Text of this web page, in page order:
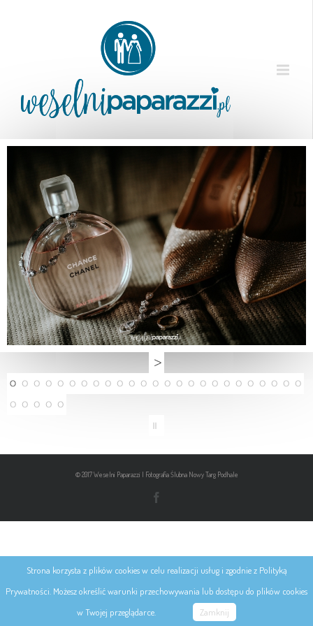
© 2017 Weselni Paparazzi | Fotografia Ślubna Nowy Targ Podhale
Strona korzysta z plików cookies w celu realizacji usług i zgodnie z Polityką
Prywatności. Możesz określić warunki przechowywania lub dostępu do plików cookies
w Twojej przeglądarce.
Zamknij